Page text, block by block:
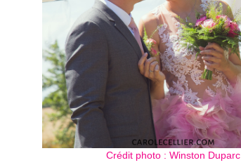
Crédit photo : Winston Duparc